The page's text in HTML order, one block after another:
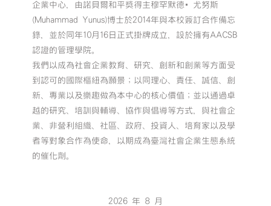
企業中心，由諾貝爾和平獎得主穆罕默德•尤努斯
(Muhammad Yunus)博士於2014年與本校簽訂合作備忘
錄，並於同年10月16日正式掛牌成立，設於擁有AACSB
認證的管理學院。
我們以成為社會企業教育、研究、創新和創業等方面受
到認可的國際樞紐為願景；以同理心、責任、誠信、創
新、專業以及樂趣做為本中心的核心價值；並以通過卓
越的研究、培訓與輔導、協作與倡導等方式，與社會企
業、非營利組織、社區、政府、投資人、培育家以及學
者等對象合作為使命，以期成為臺灣社會企業生態系統
的催化劑。
2026 年 8 月